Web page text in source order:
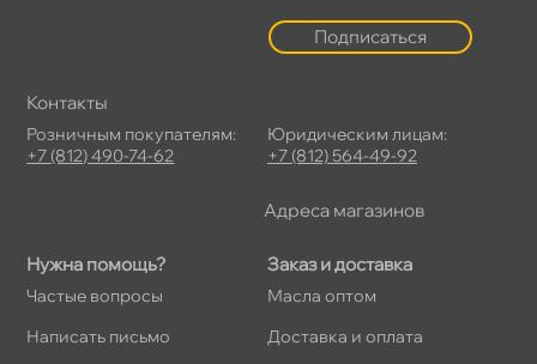
Нужна помощь?
Частые вопросы
Написать письмо
Заказ и доставка
Масла оптом
Доставка и оплата
Подписаться
Контакты
Розничным покупателям:
+7 (812) 490-74-62
Юридическим лицам:
+7 (812) 564-49-92
Адреса магазино